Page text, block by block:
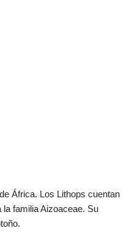
África. Los Lithops cuentan
familia Aizoaceae. Su